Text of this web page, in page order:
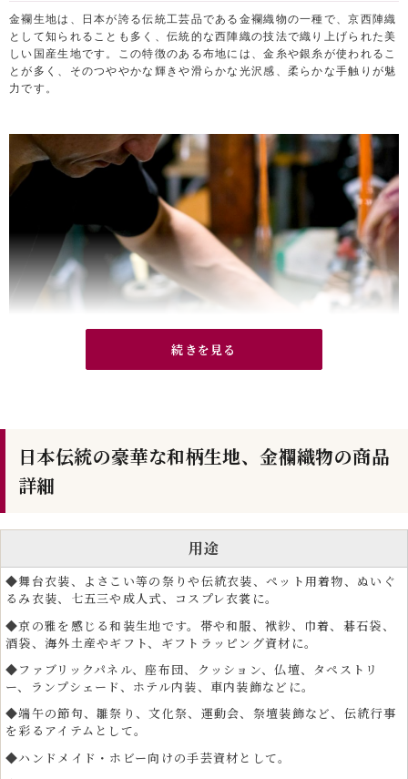
金襴生地は、日本が誇る伝統工芸品である金襴織物の一種で、京西陣織
として知られることも多く、伝統的な西陣織の技法で織り上げられた美
しい国産生地です。この特徴のある布地には、金糸や銀糸が使われるこ
とが多く、そのつややかな輝きや滑らかな光沢感、柔らかな手触りが魅
力です。
クラフト生地として人気のハンドメイド・手芸用金襴
生地
金襴生地は、和裁を好む手芸愛好家や手芸資材としても高い人気があり
ます。カットクロスやはぎれは、ポーチ、酒袋、 ワイン袋、碁石袋、
きます。
続きを見る
日本伝統の豪華な和柄生地、金襴織物の商品
詳細
用途
◆舞台衣装、よさこい等の祭りや伝統衣装、ペット用着物、ぬいぐ
るみ衣装、七五三や成人式、コスプレ衣裳に。
◆京の雅を感じる和装生地です。帯や和服、袱紗、巾着、碁石袋、
酒袋、海外土産やギフト、ギフトラッピング資材に。
◆ファブリックパネル、座布団、クッション、仏壇、タペストリ
ー、ランプシェード、ホテル内装、車内装飾などに。
◆端午の節句、雛祭り、文化祭、運動会、祭壇装飾など、伝統行事
を彩るアイテムとして。
◆ハンドメイド・ホビー向けの手芸資材として。